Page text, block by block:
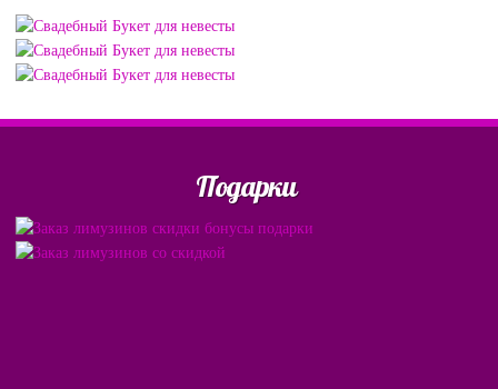
Подарки